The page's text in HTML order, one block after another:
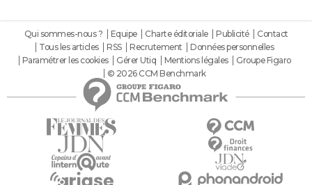
Qui sommes-nous ? Equipe Charte éditoriale Publicité
Contact
Tous les articles
RSS Recrutement
Données personnelles
Paramétrer les cookies
Gérer Utiq Mentions légales
Groupe Figaro
© 2026 CCM Benchmark